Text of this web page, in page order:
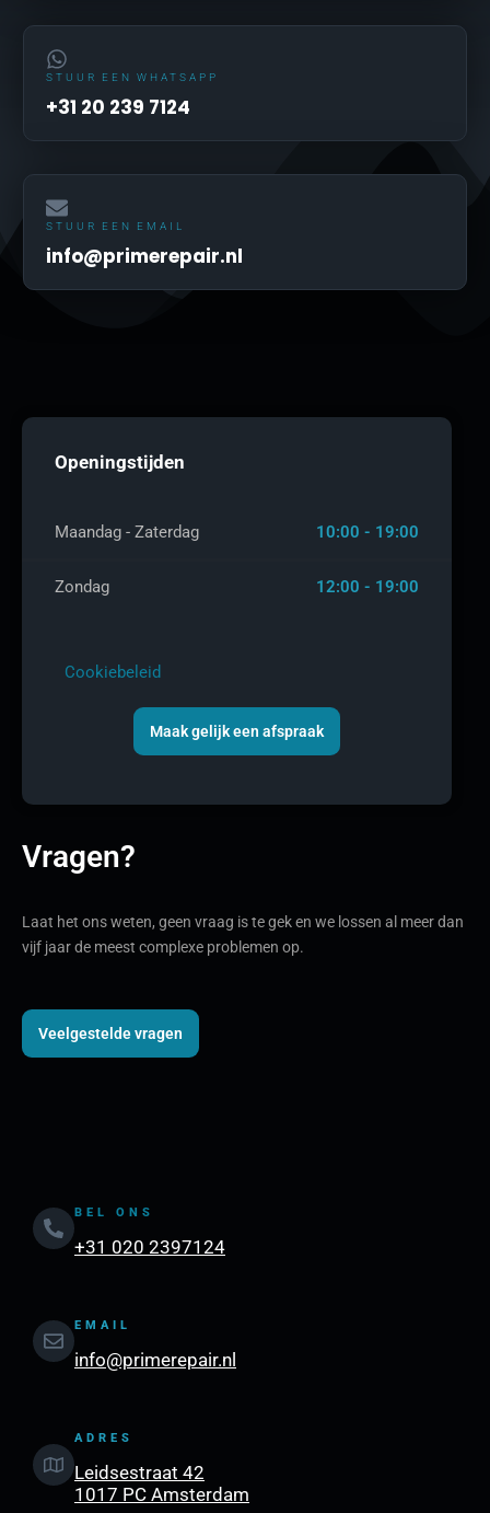
STUUR EEN WHATSAPP
+31 20 239 7124
STUUR EEN EMAIL
info@primerepair.nl
Openingstijden
Maandag - Zaterdag 10:00 - 19:00
Zondag 12:00 - 19:00
Cookiebeleid
Maak gelijk een afspraak
Vragen?
Laat het ons weten, geen vraag is te gek en we lossen al meer dan
vijf jaar de meest complexe problemen op.
Veelgestelde vragen
BEL ONS
+31 020 2397124
EMAIL
info@primerepair.nl
ADRES
Leidsestraat 42
1017 PC Amsterdam